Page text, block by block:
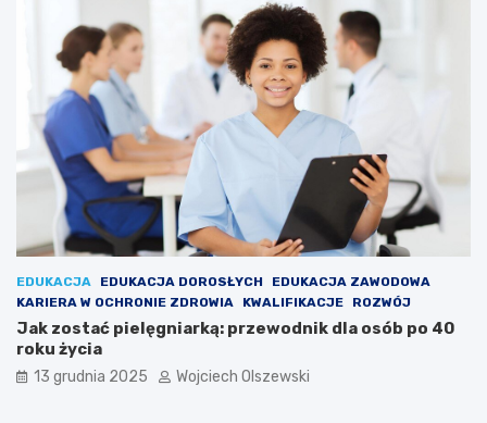
r
c
–
c
o
w
a
z
d
w
EDUKACJA EDUKACJA DOROSŁYCH
EDUKACJA ZAWODOWA
KARIERA W OCHRONIE ZDROWIA
KWALIFIKACJE ROZWÓJ
Jak zostać pielęgniarką: przewodnik dla osób po 40
roku życia
13 grudnia 2025 Wojciech Olszewski